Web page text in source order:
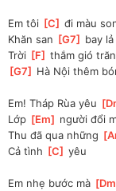
Em tôi [C ] đi màu
Khăn san [G7 bay
Trời [F ] thắm gió
[G7 Hà Nội thêm
Em! Tháp Rùa yêu [
Lớp [Em người đổi
Thu đã qua những [
Cả tình [C ] yêu
Em nhẹ bước mà [Dm